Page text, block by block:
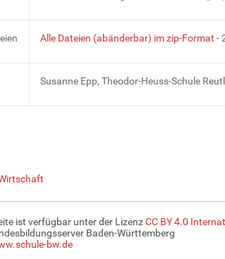
Alle Dateien (abänderbar) im zip-Format -
Susanne Epp, Theodor-Heuss-Schule
ist verfügbar unter der LizenzCC BY 4.0
Baden-Württemberg
bw.de